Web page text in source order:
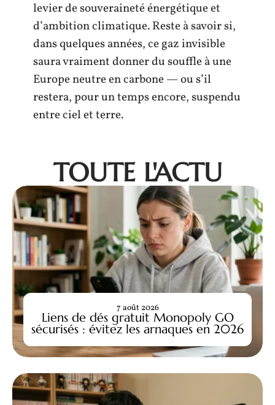
levier de souveraineté énergétique et
d’ambition climatique. Reste à savoir si,
dans quelques années, ce gaz invisible
saura vraiment donner du souffle à une
Europe neutre en carbone — ou s’il
restera, pour un temps encore, suspendu
entre ciel et terre.
TOUTE L'ACTU
Liens de dés gratuit Monopoly GO
sécurisés : évitez les arnaques en 2026
7 août 2026